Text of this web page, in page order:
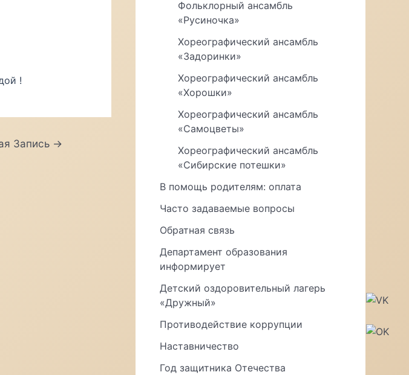
!
Запись →
Фольклорный ансамбль
«Русиночка»
Хореографический ансамбль
«Задоринки»
Хореографический ансамбль
«Хорошки»
Хореографический ансамбль
«Самоцветы»
Хореографический ансамбль
«Сибирские потешки»
В помощь родителям: оплата
Часто задаваемые вопросы
Обратная связь
Департамент образования
информирует
Детский оздоровительный лагерь
«Дружный»
Противодействие коррупции
Наставничество
Год защитника Отечества